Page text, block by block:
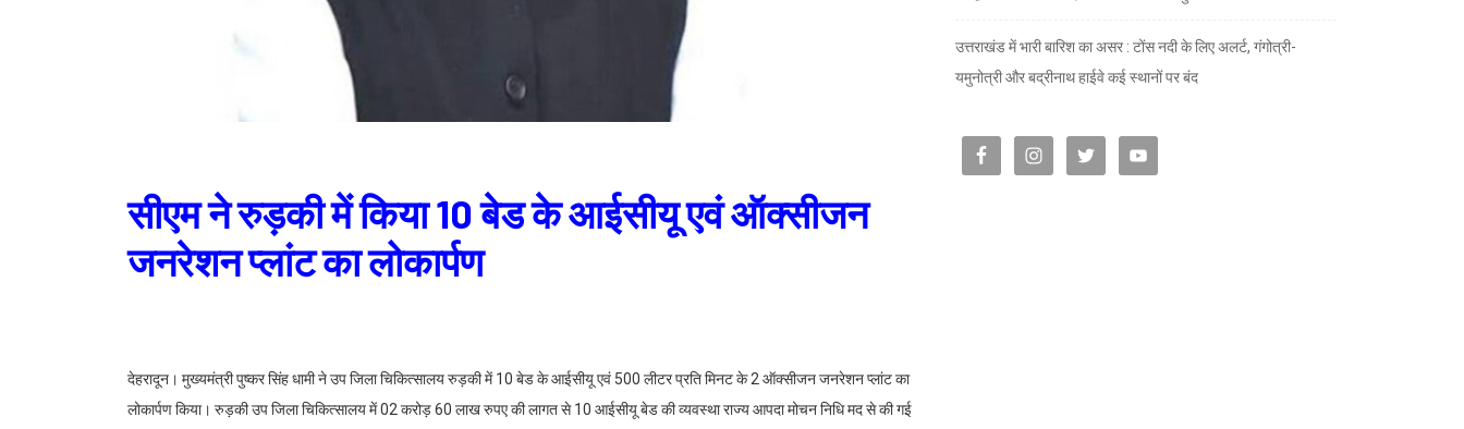
सीएम ने रुड़की में किया 10 बेड के आईसीयू एवं ऑक्सीजन
जनरेशन प्लांट का लोकार्पण
देहरादून। मुख्यमंत्री पुष्कर सिंह धामी ने उप जिला चिकित्सालय रुड़की में 10 बेड के आईसीयू एवं 500 लीटर प्रति मिनट के 2 ऑक्सीजन जनरेशन प्लांट का
लोकार्पण किया। रुड़की उप जिला चिकित्सालय में 02 करोड़ 60 लाख रुपए की लागत से 10 आईसीयू बेड की व्यवस्था राज्य आपदा मोचन निधि मद से की गई
उत्तराखंड में भारी बारिश का असर : टोंस नदी के लिए अलर्ट, गंगोत्री-
यमुनोत्री और बद्रीनाथ हाईवे कई स्थानों पर बंद